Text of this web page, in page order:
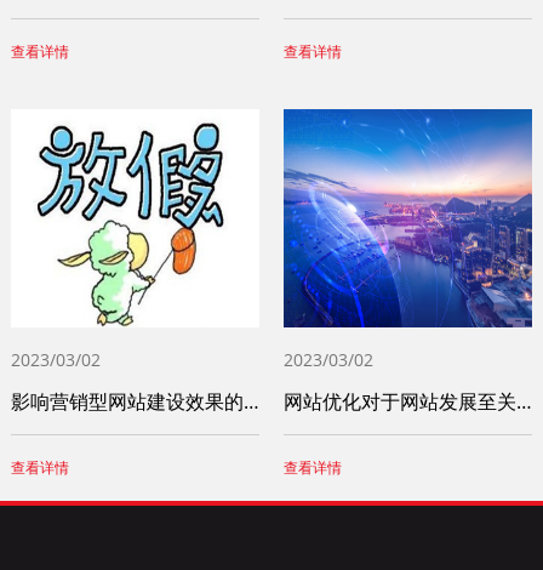
查看详情 查看详情
2023/03/02
影响营销型网站建设效果的重要因素
查看详情
2023/03/02
网站优化对于网站发展至关重要 这些问题一
查看详情